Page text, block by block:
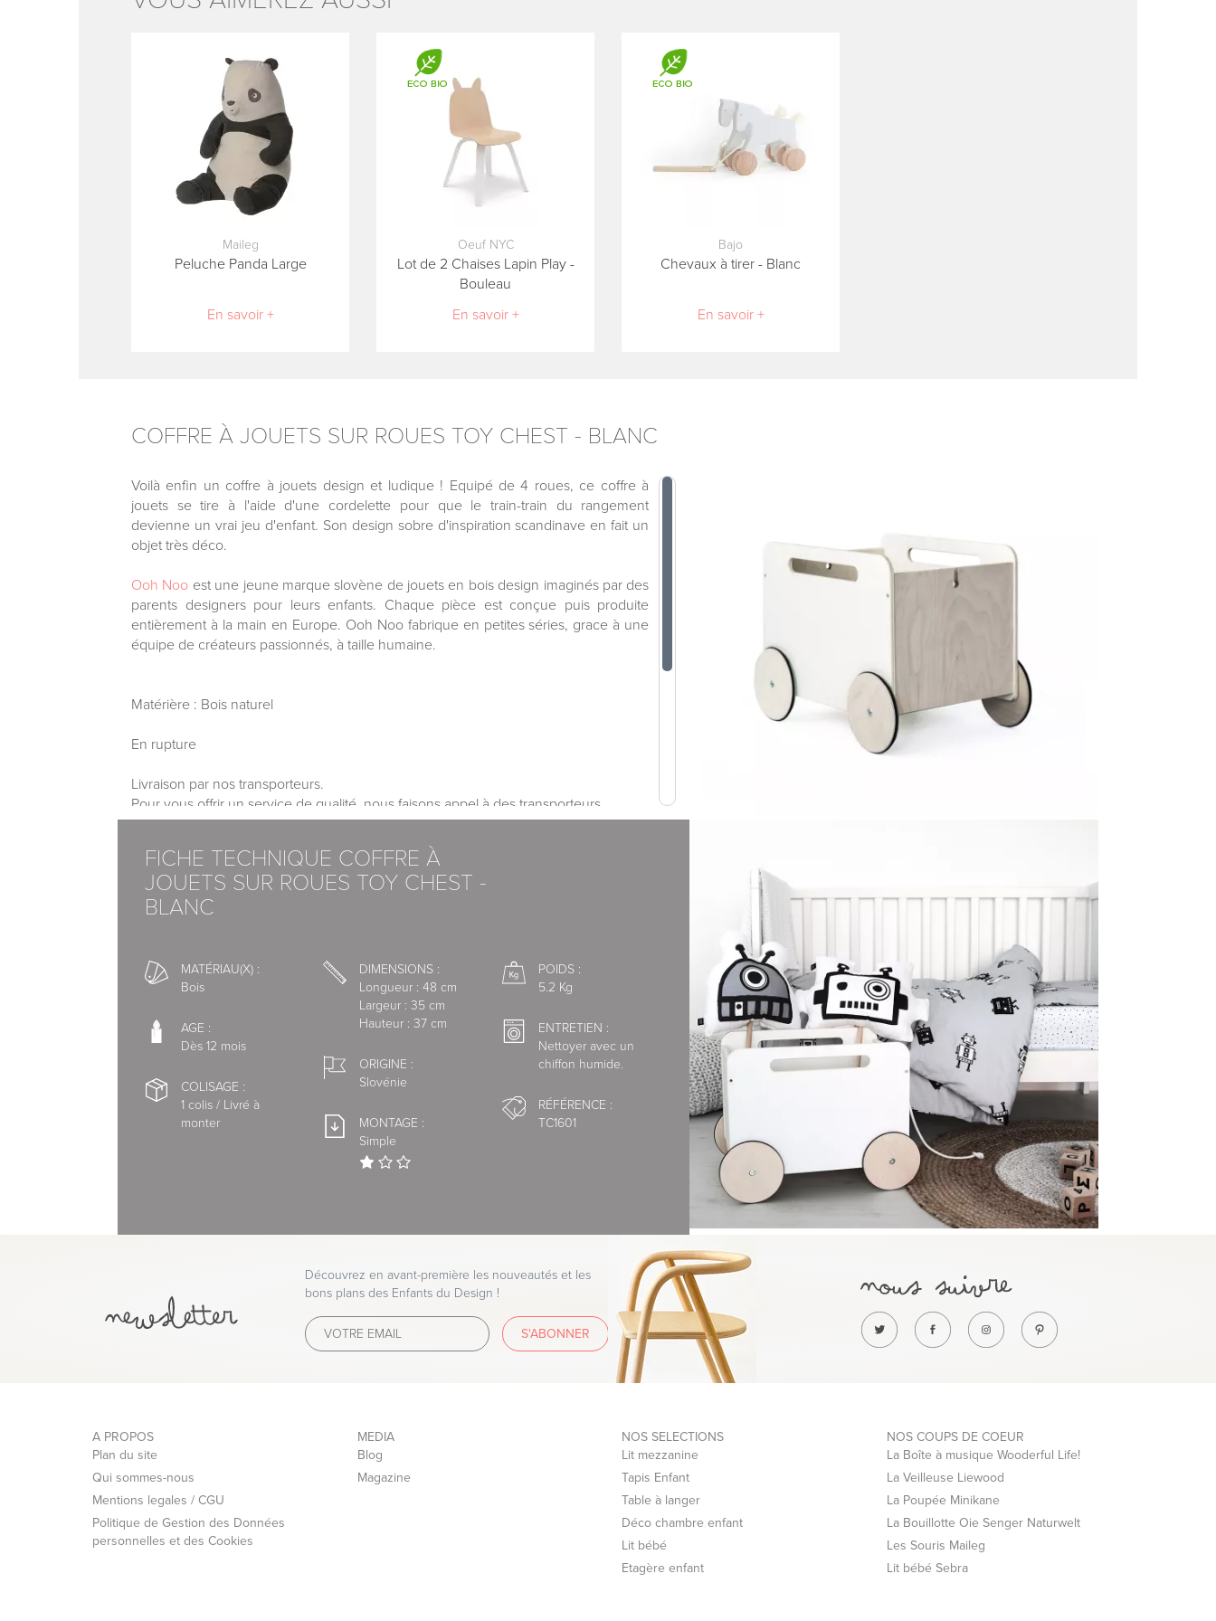
Maileg
Peluche Panda Large
En savoir +
Oeuf NYC
Lot de 2 Chaises Lapin Play -
Bouleau
En savoir +
Bajo
Chevaux à tirer - Blanc
En savoir +
COFFRE À JOUETS SUR ROUES TOY CHEST - BLANC
Voilà enfin un coffre à jouets design et ludique ! Equipé de 4 roues, ce coffre à
jouets se tire à l'aide d'une cordelette pour que le train-train du rangement
devienne un vrai jeu d'enfant. Son design sobre d'inspiration scandinave en fait un
objet très déco.
Ooh Noo est une jeune marque slovène de jouets en bois design imaginés par des
parents designers pour leurs enfants. Chaque pièce est conçue puis produite
entièrement à la main en Europe. Ooh Noo fabrique en petites séries, grace à une
équipe de créateurs passionnés, à taille humaine.
Matérière : Bois naturel
En rupture
Livraison par nos transporteurs.
Pour vous offrir un service de qualité, nous faisons appel à des transporteurs
spécialisés.
Nous avons choisi l'interface de paiement sécurisé de la Banque Populaire.
- Carte Bleue, Visa, Mastercard, American Express
- Paypal 1 à 4 X sans frais
- Chèque
FICHE TECHNIQUE COFFRE À
JOUETS SUR ROUES TOY CHEST -
BLANC
MATÉRIAU(X) :
Bois
AGE :
Dès 12 mois
COLISAGE :
1 colis / Livré à
monter
DIMENSIONS :
Longueur : 48 cm
Largeur : 35 cm
Hauteur : 37 cm
ORIGINE :
Slovénie
MONTAGE :
Simple
POIDS :
5.2 Kg
ENTRETIEN :
Nettoyer avec un
chiffon humide.
RÉFÉRENCE :
TC1601
Découvrez en avant-première les nouveautés et les
bons plans des Enfants du Design !
S'ABONNER
A PROPOS
Plan du site
Qui sommes-nous
Mentions legales / CGU
Politique de Gestion des Données
personnelles et des Cookies
MEDIA
Blog
Magazine
NOS SELECTIONS
Lit mezzanine
Tapis Enfant
Table à langer
Déco chambre enfant
Lit bébé
Etagère enfant
NOS COUPS DE COEUR
La Boîte à musique Wooderful Life!
La Veilleuse Liewood
La Poupée Minikane
La Bouillotte Oie Senger Naturwelt
Les Souris Maileg
Lit bébé Sebra